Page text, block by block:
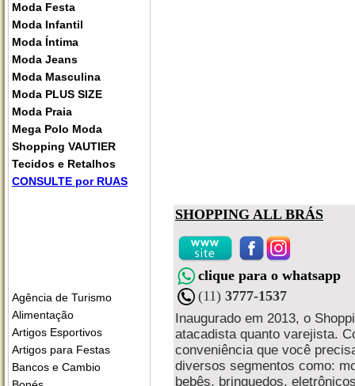
Moda Festa
Moda Infantil
Moda Íntima
Moda Jeans
Moda Masculina
Moda PLUS SIZE
Moda Praia
Mega Polo Moda
Shopping VAUTIER
Tecidos e Retalhos
CONSULTE por RUAS
Agência de Turismo
Alimentação
Artigos Esportivos
Artigos para Festas
Bancos e Cambio
SHOPPING ALL BRÁS
clique para o whatsapp
(11) 3777-1537
Inaugurado em 2013, o
atacadista quanto varejista.
conveniência que você
diversos segmentos como:
bebês, brinquedos,